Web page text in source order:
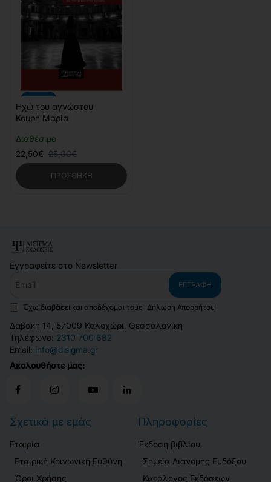
Διαθέσιμο
Ηχώ του αγνώστου
Κουρή Μαρία
22,50€ 25,00€
ΠΡΟΣΘΉΚΗ
Εγγραφείτε στο Newsletter
ΕΓΓΡΑΦΉ
Έχω διαβάσει και αποδέχομαι τους Δήλωση Απορρήτου
Δαβάκη 14, 57009 Καλοχώρι, Θεσσαλονίκη
Τηλέφωνο: 2310 700 682
Email: info@disigma.gr
Ακολουθήστε μας:
Σχετικά με εμάς
Εταιρία
Εταιρική Κοινωνική Ευθύνη
Όροι Χρήσης
Πληροφορίες
Έκδοση βιβλίου
Σημεία Διανομής Ευδόξου
Κατάλογος Εκδόσεων